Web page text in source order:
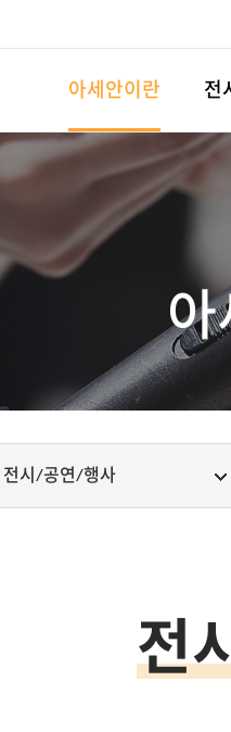
아세안이란 전
아
전시/공연/행사
전